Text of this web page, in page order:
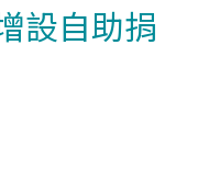
設自助捐